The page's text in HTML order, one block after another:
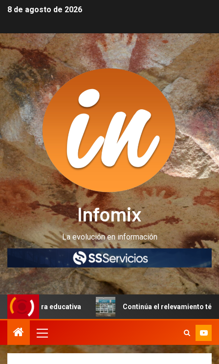
8 de agosto de 2026
Infomix
La evolución en información
educativa Continúa el relevamiento técnico en